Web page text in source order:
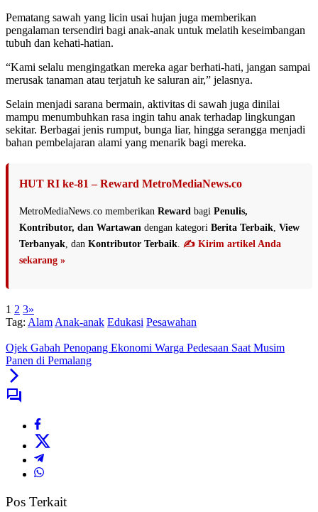
Pematang sawah yang licin usai hujan juga memberikan
pengalaman tersendiri bagi anak-anak untuk melatih keseimbangan
tubuh dan kehati-hatian.
“Kami selalu mengingatkan mereka agar berhati-hati, jangan sampai
merusak tanaman atau terjatuh ke saluran air,” jelasnya.
Selain menjadi sarana bermain, aktivitas di sawah juga dinilai
mampu menumbuhkan rasa ingin tahu anak terhadap lingkungan
sekitar. Berbagai jenis rumput, bunga liar, hingga serangga menjadi
bahan pembelajaran alami yang menarik bagi mereka.
HUT RI ke-81 – Reward MetroMediaNews.co
MetroMediaNews.co memberikan Reward bagi Penulis,
Kontributor, dan Wartawan dengan kategori Berita Terbaik View
Terbanyak , dan Kontributor Terbaik ✍️ Kirim artikel Anda
sekarang »
1 2 3»
Tag: Alam Anak-anak Edukasi Pesawahan
Ojek Gabah Penopang Ekonomi Warga Pedesaan Saat Musim
Panen di Pemalang
Pos Terkait